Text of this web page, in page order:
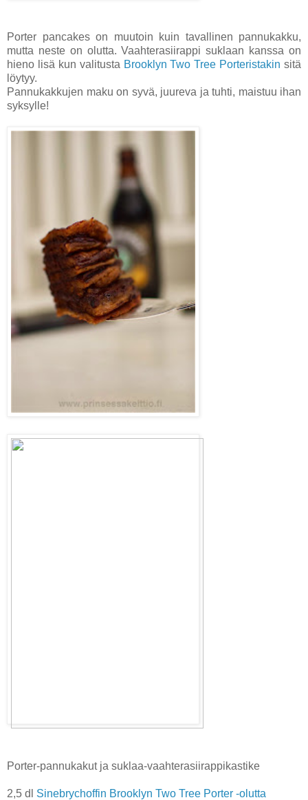
Porter pancakes on muutoin kuin tavallinen pannukakku,
mutta neste on olutta. Vaahterasiirappi suklaan kanssa on
hieno lisä kun valitusta Brooklyn Two Tree Porteristakin sitä
löytyy.
Pannukakkujen maku on syvä, juureva ja tuhti, maistuu ihan
syksylle!
Porter-pannukakut ja suklaa-vaahterasiirappikastike
2,5 dl Sinebrychoffin Brooklyn Two Tree Porter -olutta